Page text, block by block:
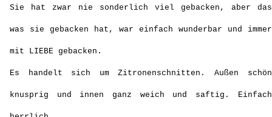
Sie hat zwar nie sonderlich viel gebacken, aber das
was sie gebacken hat, war einfach wunderbar und immer
mit LIEBE gebacken.
Es handelt sich um Zitronenschnitten. Außen schön
knusprig und innen ganz weich und saftig. Einfach